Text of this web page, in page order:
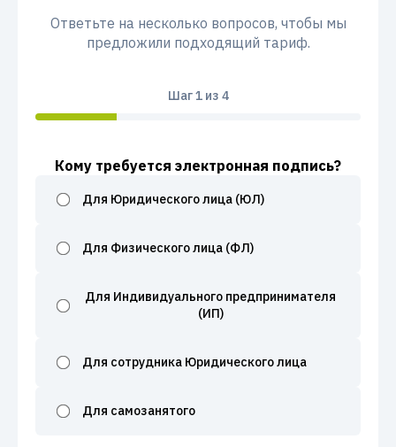
Ответьте на несколько вопросов, чтобы мы
предложили подходящий тариф.
Шаг1из 4
Кому требуется электронная подпись?
Для Юридического лица (ЮЛ)
Для Физического лица (ФЛ)
Для Индивидуального предпринимателя
(ИП)
Для сотрудника Юридического лица
Для самозанятого